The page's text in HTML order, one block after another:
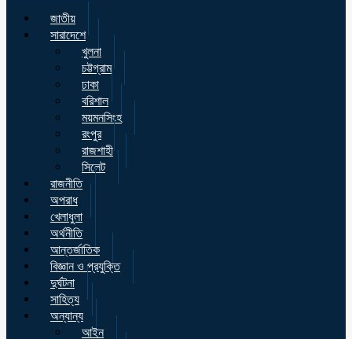
জাতীয়
সারাদেশে
খুলনা
চট্টগ্রাম
ঢাকা
বরিশাল
ময়মনসিংহ
রংপুর
রাজশাহী
সিলেট
রাজনীতি
অপরাধ
খেলাধুলা
অর্থনীতি
আন্তর্জাতিক
বিজ্ঞান ও প্রযুক্তি
দুর্ঘটনা
সাহিত্য
অন্যান্য
আইন